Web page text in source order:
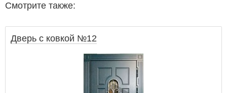
Смотрите также:
Дверь с ковкой №12